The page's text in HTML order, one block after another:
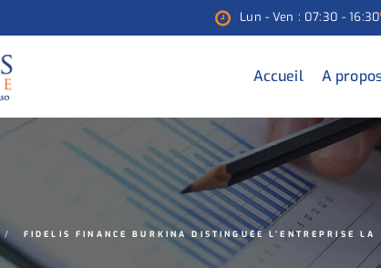
Lun - Ven : 07:30 - 16:30
Accueil A
FIDELIS FINANCE BURKINA DISTINGUÉE L’ENTREPRISE